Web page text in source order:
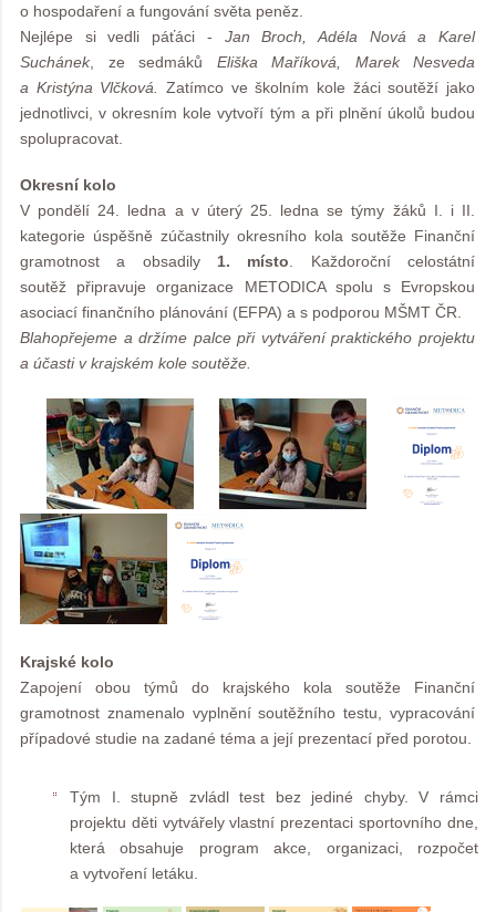
o hospodaření a fungování světa peněz.
Nejlépe si vedli páťáci - Jan Broch, Adéla Nová a Karel
Suchánek, ze sedmáků Eliška Maříková, Marek Nesveda
a Kristýna Vlčková.
Zatímco ve školním kole žáci soutěží jako
jednotlivci, v okresním kole vytvoří tým a při plnění úkolů budou
spolupracovat.
Okresní kolo
V pondělí 24. ledna a v úterý 25. ledna se týmy žáků I. i II.
kategorie úspěšně zúčastnily okresního kola soutěže Finanční
gramotnost a obsadily 1. místo . Každoroční celostátní
soutěž připravuje organizace METODICA spolu s Evropskou
asociací finančního plánování (EFPA) a s podporou MŠMT ČR.
Blahopřejeme a držíme palce při vytváření praktického projektu
a účasti v krajském kole soutěže.
Krajské kolo
Zapojení obou týmů do krajského kola soutěže Finanční
gramotnost znamenalo vyplnění soutěžního testu, vypracování
případové studie na zadané téma a její prezentací před porotou.
Tým I. stupně zvládl test bez jediné chyby. V rámci
projektu děti vytvářely vlastní prezentaci sportovního dne,
která obsahuje program akce, organizaci, rozpočet
a vytvoření letáku.